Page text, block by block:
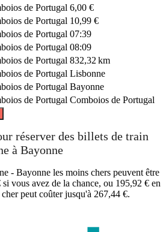
de Portugal 6,00 €
de Portugal 10,99 €
de Portugal 07:39
de Portugal 08:09
de Portugal 832,32 km
de Portugal Lisbonne
de Portugal Bayonne
de Portugal Comboios de Portugal
© CARTO, © OpenStreetMapcontributors
réserver des billets de train
à Bayonne
- Bayonne les moins chers peuvent être
vous avez de la chance, ou 195,92 € en
peut coûter jusqu'à 267,44 €.